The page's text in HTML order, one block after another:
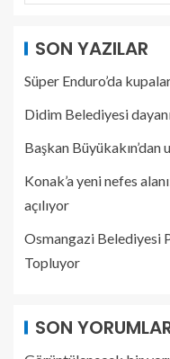
SON YAZILAR
Süper Enduro’da
Didim Belediyesi
Başkan Büyükakın’dan
Konak’a yeni nefes
açılıyor
Osmangazi Belediyesi
Topluyor
SON